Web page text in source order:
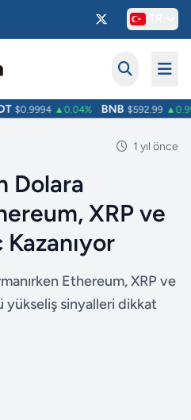
$0.9994 ▲0.04% BNB $592.99
1 yıl önce
Dolara
XRP ve
Ethereum, XRP ve
yükseliş sinyalleri dikkat